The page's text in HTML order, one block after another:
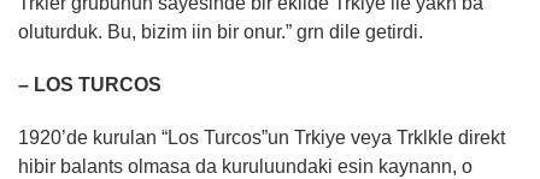
oluturduk. Bu, bizim iin bir onur.” grn dile getirdi.
– LOS TURCOS
1920’de kurulan “Los Turcos”un Trkiye veya Trklkle direkt
hibir balants olmasa da kuruluundaki esin kaynann, o